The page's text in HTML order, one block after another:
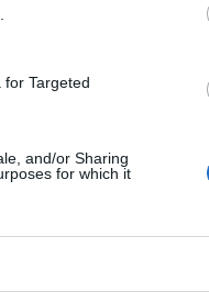
Targeted
and/or Sharing
for which it